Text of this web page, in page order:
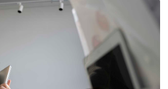
светильники для